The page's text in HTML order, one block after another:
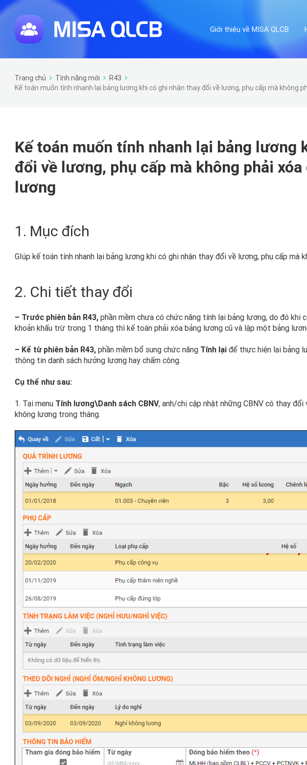
Giới thiệu về MISA QLCB
Trang chủ Tính năng mới
R43
Kế toán muốn tính nhanh lại bảng lương khi có ghi nhận thay đổi về lương, phụ cấp mà không
Kế toán muốn tính nhanh lại bảng lương
đổi về lương, phụ cấp mà không phải
lương
1. Mục đích
GIúp kế toán tính nhanh lại bảng lương khi có ghi nhận thay đổi về lương, phụ cấp mà
2. Chi tiết thay đổi
– Trước phiên bản R43, phần mềm chưa có chức năng tính lại bảng lương, do đó khi
khoản khấu trừ trong 1 tháng thì kế toán phải xóa bảng lương cũ và lập một bảng
– Kể từ phiên bản R43, phần mềm bổ sung chức năng Tính lại để thực hiện lại bảng
thông tin danh sách hưởng lương hay chấm công.
Cụ thể như sau:
1. Tại menu Tính lương\Danh sách CBNV, anh/chị cập nhật những CBNV có thay
không lương trong tháng.